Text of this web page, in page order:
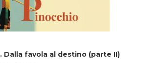
Dalla favola al destino (parte II)